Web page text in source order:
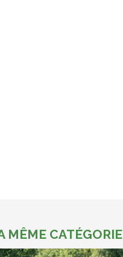
MÊME CATÉGORIE